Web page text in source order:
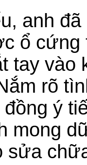
anh
ổ cứng
tay vào
rõ
đồng ý
mong
sửa